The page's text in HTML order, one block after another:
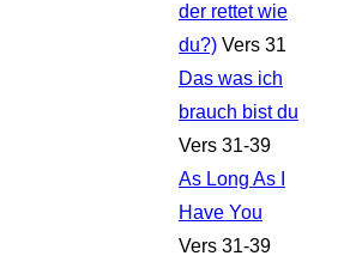
der rettet wie
du?) Vers 31
Das was ich
brauch bist du
Vers 31-39
As Long As I
Have You
Vers 31-39